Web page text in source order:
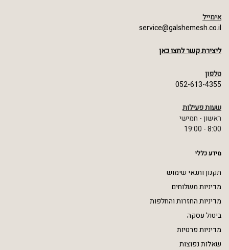
אימייל
service@galshemesh.co.il
ליצירת קשר לחצו כאן
טלפון
052-613-4355
שעות פעילות
ראשון - חמישי
8:00 - 19:00
מידע כללי
תקנון ותנאי שימוש
מדיניות משלוחים
מדיניות החזרות והחלפות
ביטול עסקה
מדיניות פרטיות
שאלות נפוצות